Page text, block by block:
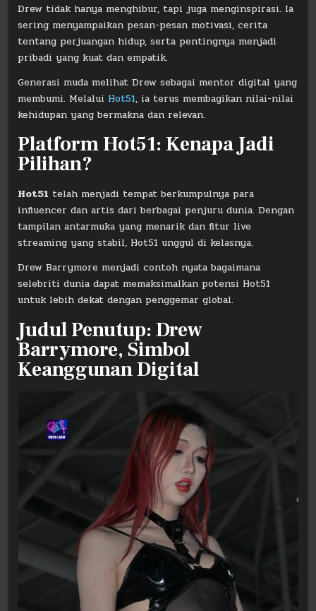
Drew tidak hanya menghibur, tapi juga menginspirasi. Ia
sering menyampaikan pesan-pesan motivasi, cerita
tentang perjuangan hidup, serta pentingnya menjadi
pribadi yang kuat dan empatik.
Generasi muda melihat Drew sebagai mentor digital yang
membumi. Melalui Hot51, ia terus membagikan nilai-nilai
kehidupan yang bermakna dan relevan.
Platform Hot51: Kenapa Jadi
Pilihan?
Hot51 telah menjadi tempat berkumpulnya para
influencer dan artis dari berbagai penjuru dunia. Dengan
tampilan antarmuka yang menarik dan fitur live
streaming yang stabil, Hot51 unggul di kelasnya.
Drew Barrymore menjadi contoh nyata bagaimana
selebriti dunia dapat memaksimalkan potensi Hot51
untuk lebih dekat dengan penggemar global.
Judul Penutup: Drew
Barrymore, Simbol
Keanggunan Digital